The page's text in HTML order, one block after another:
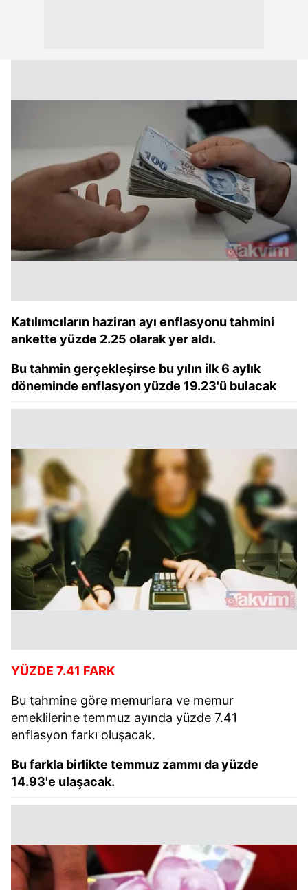
Katılımcıların haziran ayı enflasyonu tahmini
ankette yüzde 2.25 olarak yer aldı.
Bu tahmin gerçekleşirse bu yılın ilk 6 aylık
döneminde enflasyon yüzde 19.23'ü bulacak
YÜZDE 7.41 FARK
Bu tahmine göre memurlara ve memur
emeklilerine temmuz ayında yüzde 7.41
enflasyon farkı oluşacak.
Bu farkla birlikte temmuz zammı da yüzde
14.93'e ulaşacak.